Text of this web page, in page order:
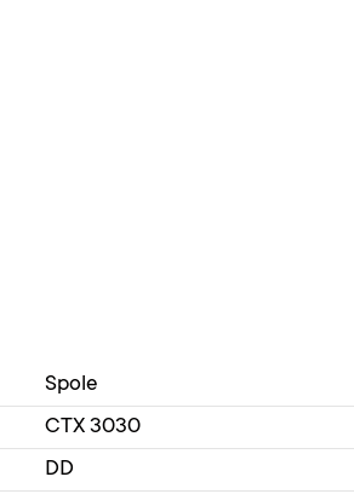
Spole
CTX 3030
DD